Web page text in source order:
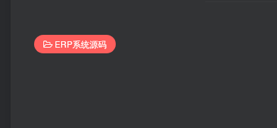
ERP系统源码